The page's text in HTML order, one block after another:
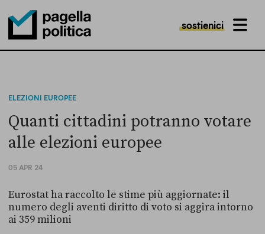
Pagella Politica Logo
sostienici MENU
ELEZIONI EUROPEE
Quanti cittadini potranno votare
alle elezioni europee
05 APR 24
Eurostat ha raccolto le stime più aggiornate: il
numero degli aventi diritto di voto si aggira intorno
ai 359 milioni